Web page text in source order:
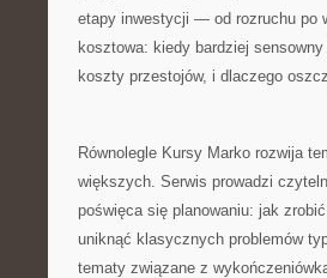
etapy inwestycji — od rozruchu po
kosztowa: kiedy bardziej
koszty przestojów, i dlaczego
Równolegle Kursy Marko rozwija
większych. Serwis prowadzi
poświęca się planowaniu: jak
uniknąć klasycznych problemów
tematy związane z